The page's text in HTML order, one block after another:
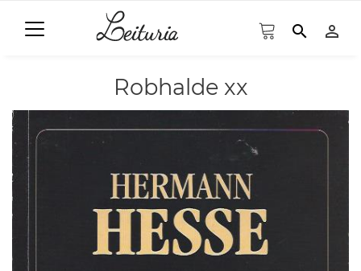
search person_outline
Robhalde xx